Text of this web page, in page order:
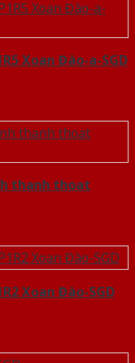
Xoan Đào-a-SGD
thanh thoat
Xoan Đào-SGD